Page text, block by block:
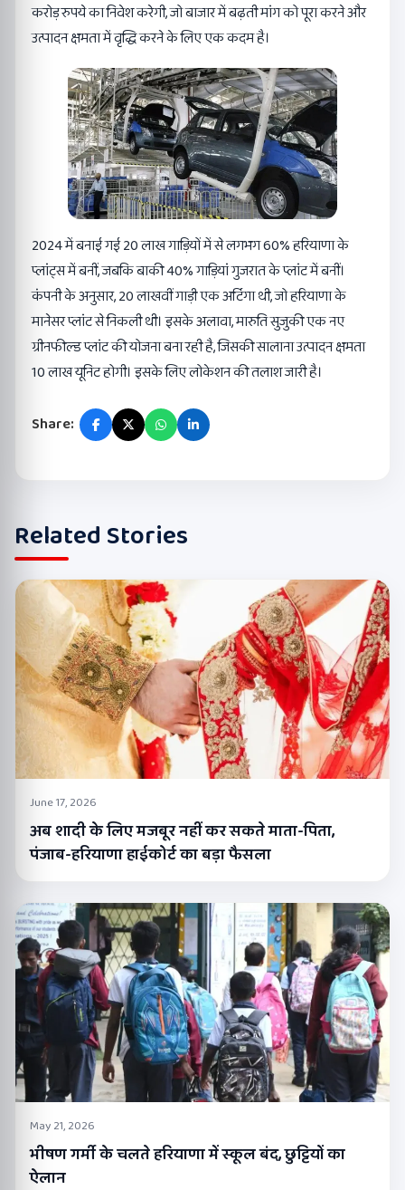
करोड़ रुपये का निवेश करेगी, जो बाजार में बढ़ती मांग को पूरा करने और
उत्पादन क्षमता में वृद्धि करने के लिए एक कदम है।
2024 में बनाई गई 20 लाख गाड़ियों में से लगभग 60% हरियाणा के
प्लांट्स में बनीं, जबकि बाकी 40% गाड़ियां गुजरात के प्लांट में बनीं।
कंपनी के अनुसार, 20 लाखवीं गाड़ी एक अर्टिगा थी, जो हरियाणा के
मानेसर प्लांट से निकली थी। इसके अलावा, मारुति सुजुकी एक नए
ग्रीनफील्ड प्लांट की योजना बना रही है, जिसकी सालाना उत्पादन क्षमता
10 लाख यूनिट होगी। इसके लिए लोकेशन की तलाश जारी है।
Share:
Related Stories
June 17, 2026
अब शादी के लिए मजबूर नहीं कर सकते माता-पिता,
पंजाब-हरियाणा हाईकोर्ट का बड़ा फैसला
May 21, 2026
भीषण गर्मी के चलते हरियाणा में स्कूल बंद, छुट्टियों का
ऐलान